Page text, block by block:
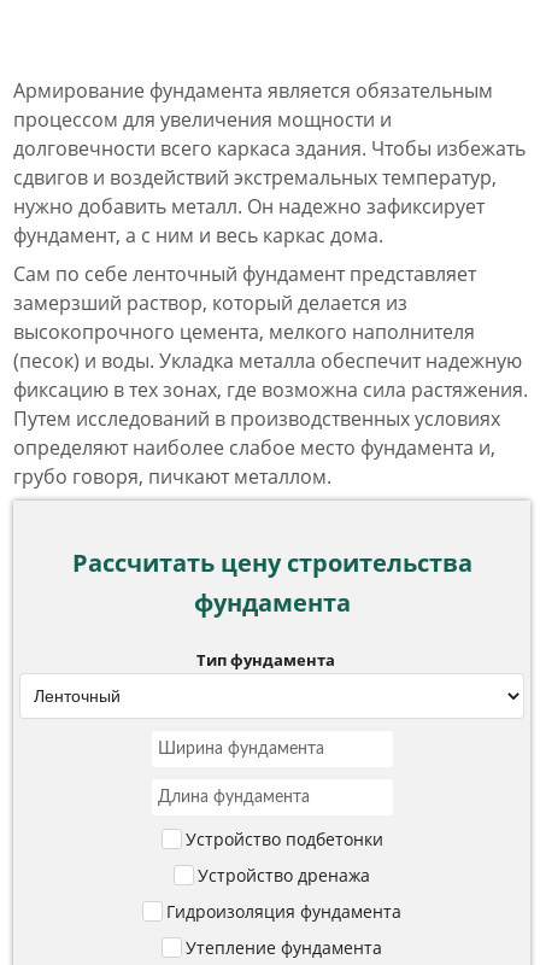
Армирование фундамента является обязательным
процессом для увеличения мощности и
долговечности всего каркаса здания. Чтобы избежать
сдвигов и воздействий экстремальных температур,
нужно добавить металл. Он надежно зафиксирует
фундамент, а с ним и весь каркас дома.
Сам по себе ленточный фундамент представляет
замерзший раствор, который делается из
высокопрочного цемента, мелкого наполнителя
(песок) и воды. Укладка металла обеспечит надежную
фиксацию в тех зонах, где возможна сила растяжения.
Путем исследований в производственных условиях
определяют наиболее слабое место фундамента и,
грубо говоря, пичкают металлом.
Рассчитать цену строительства
фундамента
Тип фундамента
Устройство подбетонки
Устройство дренажа
Гидроизоляция фундамента
Утепление фундамента